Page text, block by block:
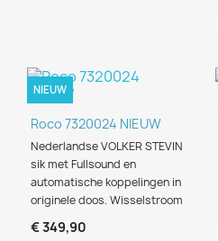
Roco 7320024 NIEUW
Nederlandse VOLKER STEVIN
sik met Fullsound en
automatische koppelingen in
originele doos. Wisselstroom
€ 349,90
NIEUW